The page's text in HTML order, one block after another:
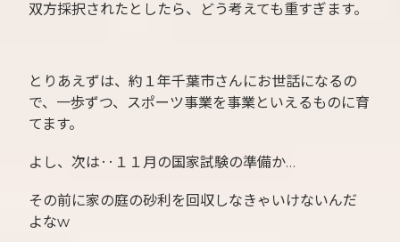
双方採択されたとしたら、どう考えても重すぎます。
とりあえずは、約１年千葉市さんにお世話になるの
で、一歩ずつ、スポーツ事業を事業といえるものに育
てます。
よし、次は‥１１月の国家試験の準備か…
その前に家の庭の砂利を回収しなきゃいけないんだ
よなw